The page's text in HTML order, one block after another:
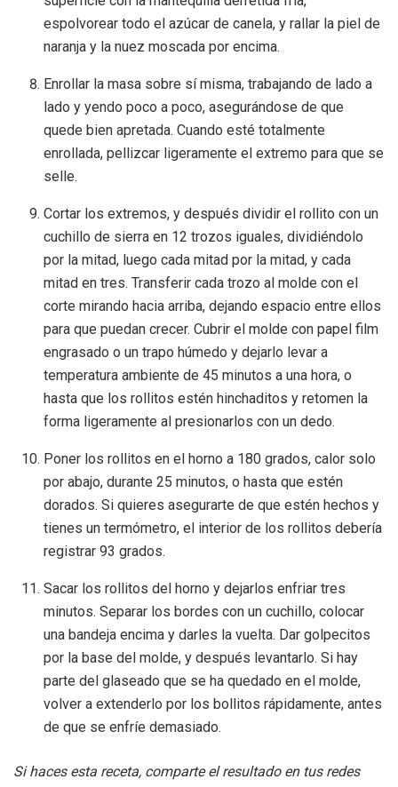
espolvorear todo el azúcar de canela, y rallar la piel de
naranja y la nuez moscada por encima.
Enrollar la masa sobre sí misma, trabajando de lado a
lado y yendo poco a poco, asegurándose de que
quede bien apretada. Cuando esté totalmente
enrollada, pellizcar ligeramente el extremo para que se
selle.
Cortar los extremos, y después dividir el rollito con un
cuchillo de sierra en 12 trozos iguales, dividiéndolo
por la mitad, luego cada mitad por la mitad, y cada
mitad en tres. Transferir cada trozo al molde con el
corte mirando hacia arriba, dejando espacio entre ellos
para que puedan crecer. Cubrir el molde con papel film
engrasado o un trapo húmedo y dejarlo levar a
temperatura ambiente de 45 minutos a una hora, o
hasta que los rollitos estén hinchaditos y retomen la
forma ligeramente al presionarlos con un dedo.
Poner los rollitos en el horno a 180 grados, calor solo
por abajo, durante 25 minutos, o hasta que estén
dorados. Si quieres asegurarte de que estén hechos y
tienes un termómetro, el interior de los rollitos debería
registrar 93 grados.
Sacar los rollitos del horno y dejarlos enfriar tres
minutos. Separar los bordes con un cuchillo, colocar
una bandeja encima y darles la vuelta. Dar golpecitos
por la base del molde, y después levantarlo. Si hay
parte del glaseado que se ha quedado en el molde,
volver a extenderlo por los bollitos rápidamente, antes
de que se enfríe demasiado.
Si haces esta receta, comparte el resultado en tus redes